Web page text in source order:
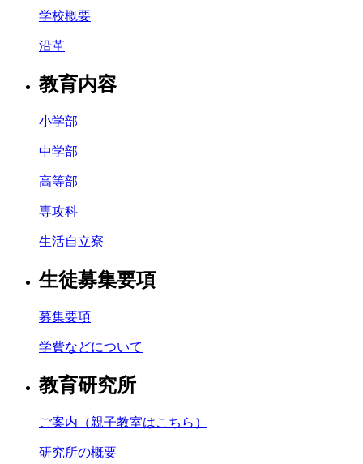
学校概要
沿革
教育内容
小学部
中学部
高等部
専攻科
生活自立寮
生徒募集要項
募集要項
学費などについて
教育研究所
ご案内（親子教室はこちら）
研究所の概要